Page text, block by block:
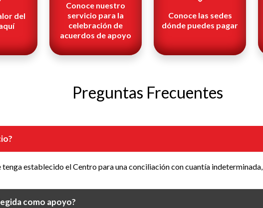
del
Conoce nuestro
servicio para la
celebración de
acuerdos de apoyo
Conoce las sedes
dónde puedes pagar
Preguntas Frecuentes
tenga establecido el Centro para una conciliación con cuantía indeterminada,
como apoyo?